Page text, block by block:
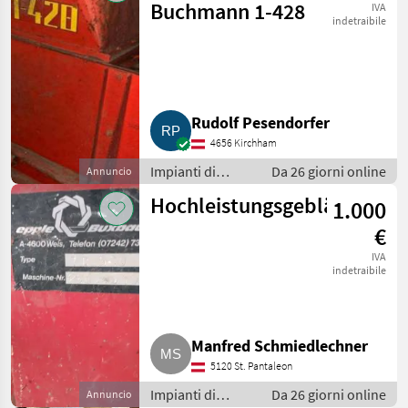
Annuncio
Buchmann 1-428
IVA
indetraibile
Rudolf Pesendorfer
4656 Kirchham
Impianti di
movimentazione
e trasporto /
Da 26 giorni online
Annuncio
Hochleistungsgebläse1.000
€
IVA
indetraibile
Manfred Schmiedlechner
5120 St. Pantaleon
Impianti di
Da 26 giorni online